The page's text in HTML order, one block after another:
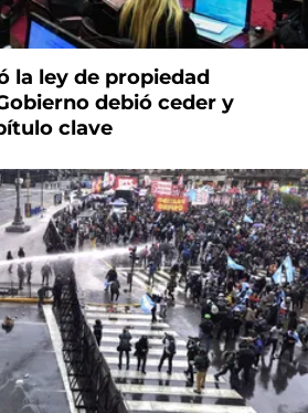
la ley de propiedad
debió ceder y
clave